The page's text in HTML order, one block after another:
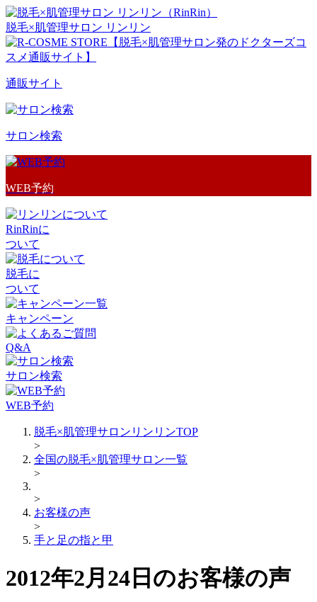
脱毛×肌管理サロン リンリン
通販サイト
サロン検索
WEB予約
RinRinに
ついて
脱毛に
ついて
キャンペーン
Q&A
サロン検索
WEB予約
脱毛×肌管理サロンリンリンTOP
>
全国の脱毛×肌管理サロン一覧
>
>
お客様の声
>
手と足の指と甲
2012年2月24日のお客様の声